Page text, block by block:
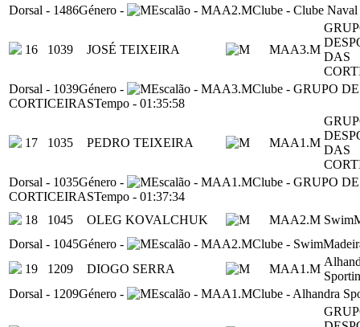
Dorsal - 1486Género - Escalão - MAA2.MClube - Clube
16 1039 JOSÉ TEIXEIRA MAA3.M
DAS
Dorsal - 1039Género - Escalão - MAA3.MClube - GRUPO
CORTICEIRASTempo - 01:35:58
17 1035 PEDRO TEIXEIRA MAA1.M
DAS
Dorsal - 1035Género - Escalão - MAA1.MClube - GRUPO
CORTICEIRASTempo - 01:37:34
18
1045 OLEG KOVALCHUK MAA2.M
Dorsal - 1045Género - Escalão - MAA2.MClube -
19
1209 DIOGO SERRA MAA1.M
Dorsal - 1209Género - Escalão - MAA1.MClube - Alhandra